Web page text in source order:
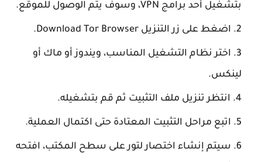
بتشغيل أحد برامج VPN، وسوف يتم الوصول للموقع.
اضغط على زر التنزيل Download Tor Browser.
اختر نظام التشغيل المناسب، ويندوز أو ماك أو
لينكس.
انتظر تنزيل ملف التثبيت ثم قم بتشغيله.
اتبع مراحل التثبيت المعتادة حتى اكتمال العملية.
سيتم إنشاء اختصار لتور على سطح المكتب، افتحه